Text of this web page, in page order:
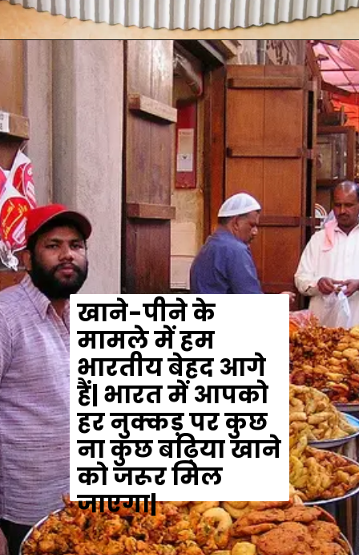
खाने-पीने के
मामले में हम
भारतीय बेहद आगे
हैं| भारत में आपको
हर नुक्कड़ पर कुछ
ना कुछ बढ़िया खाने
को जरूर मिल
जाएगा|